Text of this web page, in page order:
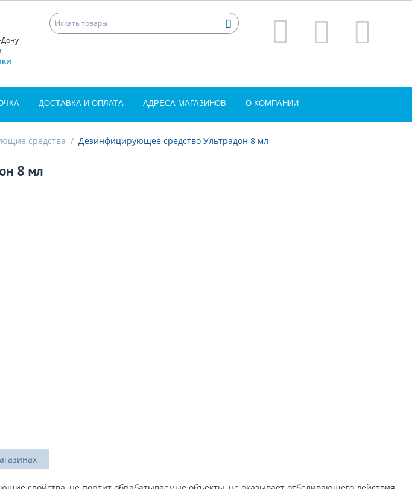
Дону
ДОСТАВКА И ОПЛАТА АДРЕСА МАГАЗИНОВ О КОМПАНИИ
средства / Дезинфицирующее средство Ультрадон 8 мл
8 мл